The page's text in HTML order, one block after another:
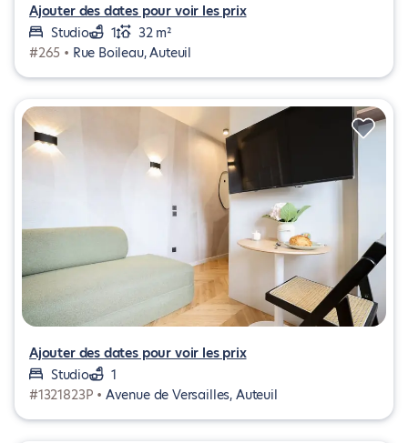
Ajouter des dates pour voir les prix
Studio
1
32 m²
#265 • Rue Boileau, Auteuil
Ajouter des dates pour voir les prix
Studio
1
#1321823P • Avenue de Versailles, Auteuil